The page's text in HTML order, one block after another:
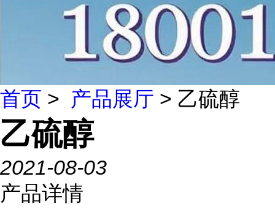
首页 > 产品展厅 > 乙硫醇
乙硫醇
2021-08-03
产品详情